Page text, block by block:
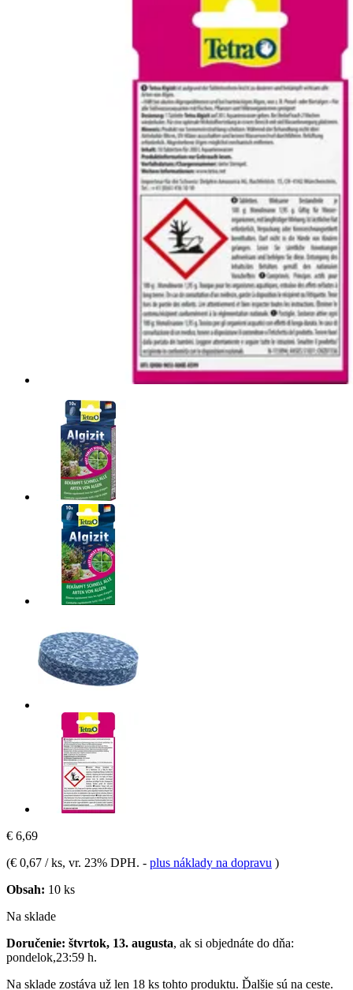
€ 6,69
(€ 0,67 / ks, vr. 23% DPH. - plus náklady na dopravu )
Obsah: 10 ks
Na sklade
Doručenie: štvrtok, 13. augusta, ak si objednáte do dňa:
pondelok,23:59 h.
Na sklade zostáva už len 18 ks tohto produktu. Ďalšie sú na ceste.